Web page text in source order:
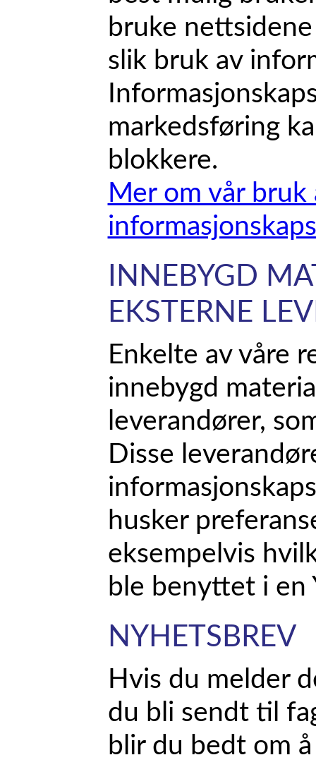
bruke
slik bruk av
markedsføring
blokkere.
Mer om vår bruk
INNEBYGD
EKSTERNE
Enkelte av våre
innebygd
leverandører,
Disse
husker
eksempelvis
ble benyttet i en
NYHETSBREV
Hvis du melder
du bli sendt til
blir du bedt om